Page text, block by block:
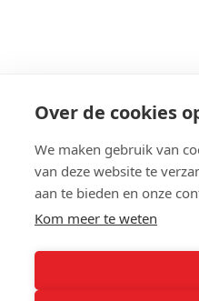
Over de cookies
We maken gebruik van
van deze website te
aan te bieden en onze
Kom meer te weten